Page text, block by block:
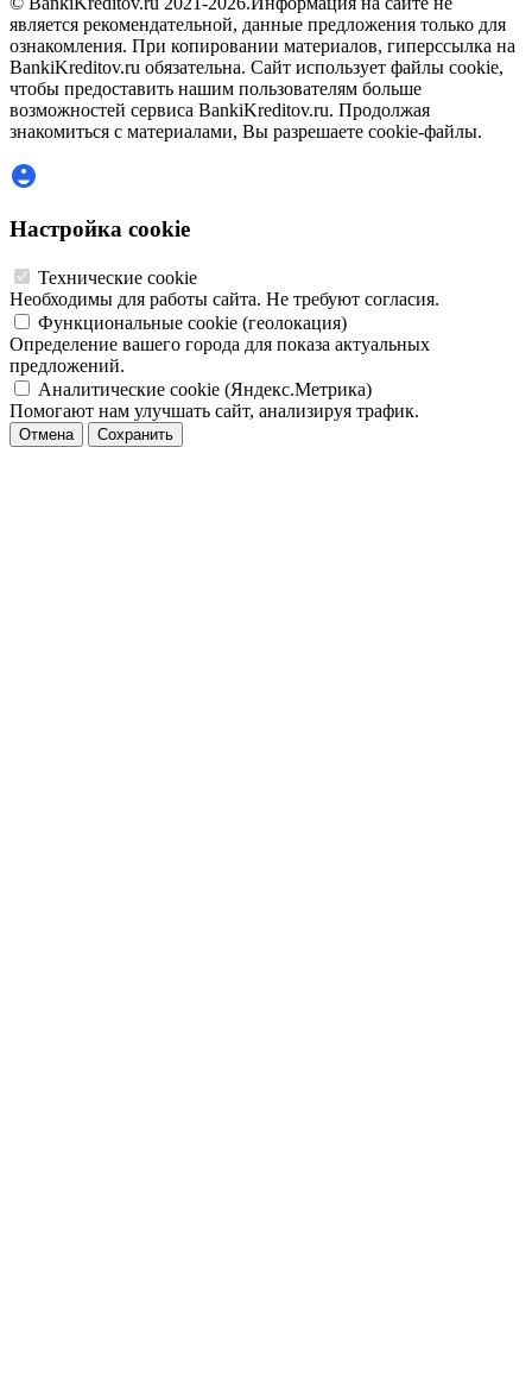
является рекомендательной, данные предложения только для
ознакомления. При копировании материалов, гиперссылка на
BankiKreditov.ru обязательна. Сайт использует файлы cookie,
чтобы предоставить нашим пользователям больше
возможностей сервиса BankiKreditov.ru. Продолжая
знакомиться с материалами, Вы разрешаете cookie-файлы.
Настройка cookie
Технические cookie
Необходимы для работы сайта. Не требуют согласия.
Функциональные cookie (геолокация)
Определение вашего города для показа актуальных
предложений.
Аналитические cookie (Яндекс.Метрика)
Помогают нам улучшать сайт, анализируя трафик.
Отмена Сохранить